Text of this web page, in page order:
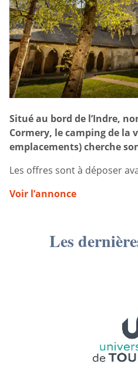
Situé au bord de l’Indre,
Cormery, le camping de la
emplacements) cherche
Les offres sont à déposer
Voir l’annonce
Les